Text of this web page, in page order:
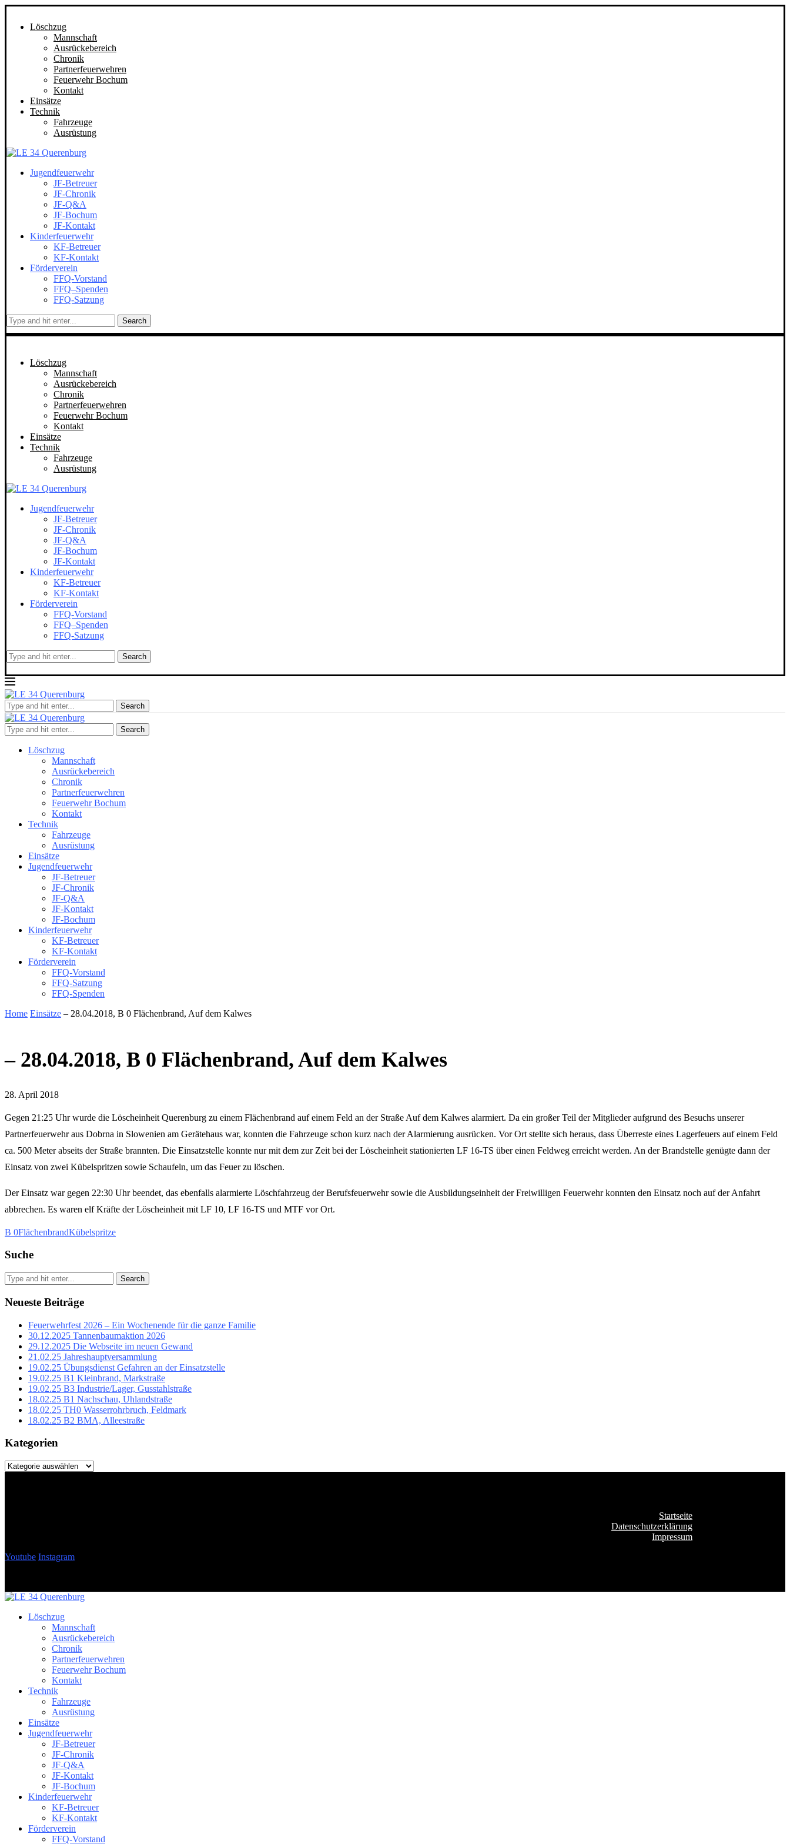
Löschzug
Mannschaft
Ausrückebereich
Chronik
Partnerfeuerwehren
Feuerwehr Bochum
Kontakt
Einsätze
Technik
Fahrzeuge
Ausrüstung
Jugendfeuerwehr
JF-Betreuer
JF-Chronik
JF-Q&A
JF-Bochum
JF-Kontakt
Kinderfeuerwehr
KF-Betreuer
KF-Kontakt
Förderverein
FFQ-Vorstand
FFQ–Spenden
FFQ-Satzung
Search
Löschzug
Mannschaft
Ausrückebereich
Chronik
Partnerfeuerwehren
Feuerwehr Bochum
Kontakt
Einsätze
Technik
Fahrzeuge
Ausrüstung
Jugendfeuerwehr
JF-Betreuer
JF-Chronik
JF-Q&A
JF-Bochum
JF-Kontakt
Kinderfeuerwehr
KF-Betreuer
KF-Kontakt
Förderverein
FFQ-Vorstand
FFQ–Spenden
FFQ-Satzung
Search
Search
Search
Löschzug
Mannschaft
Ausrückebereich
Chronik
Partnerfeuerwehren
Feuerwehr Bochum
Kontakt
Technik
Fahrzeuge
Ausrüstung
Einsätze
Jugendfeuerwehr
JF-Betreuer
JF-Chronik
JF-Q&A
JF-Kontakt
JF-Bochum
Kinderfeuerwehr
KF-Betreuer
KF-Kontakt
Förderverein
FFQ-Vorstand
FFQ-Satzung
FFQ-Spenden
Home Einsätze – 28.04.2018, B 0 Flächenbrand, Auf dem Kalwes
– 28.04.2018, B 0 Flächenbrand, Auf dem Kalwes
28. April 2018
Gegen 21:25 Uhr wurde die Löscheinheit Querenburg zu einem Flächenbrand auf einem Feld an der Straße Auf dem Kalwes alarmiert. Da ein großer Teil der Mitglieder aufgrund des Besuchs unserer
Partnerfeuerwehr aus Dobrna in Slowenien am Gerätehaus war, konnten die Fahrzeuge schon kurz nach der Alarmierung ausrücken. Vor Ort stellte sich heraus, dass Überreste eines Lagerfeuers auf einem Feld
ca. 500 Meter abseits der Straße brannten. Die Einsatzstelle konnte nur mit dem zur Zeit bei der Löscheinheit stationierten LF 16-TS über einen Feldweg erreicht werden. An der Brandstelle genügte dann der
Einsatz von zwei Kübelspritzen sowie Schaufeln, um das Feuer zu löschen.
Der Einsatz war gegen 22:30 Uhr beendet, das ebenfalls alarmierte Löschfahrzeug der Berufsfeuerwehr sowie die Ausbildungseinheit der Freiwilligen Feuerwehr konnten den Einsatz noch auf der Anfahrt
abbrechen. Es waren elf Kräfte der Löscheinheit mit LF 10, LF 16-TS und MTF vor Ort.
B 0FlächenbrandKübelspritze
Suche
Search
Neueste Beiträge
Feuerwehrfest 2026 – Ein Wochenende für die ganze Familie
30.12.2025 Tannenbaumaktion 2026
29.12.2025 Die Webseite im neuen Gewand
21.02.25 Jahreshauptversammlung
19.02.25 Übungsdienst Gefahren an der Einsatzstelle
19.02.25 B1 Kleinbrand, Markstraße
19.02.25 B3 Industrie/Lager, Gusstahlstraße
18.02.25 B1 Nachschau, Uhlandstraße
18.02.25 TH0 Wasserrohrbruch, Feldmark
18.02.25 B2 BMA, Alleestraße
Kategorien
Kategorien
Startseite
Datenschutzerklärung
Impressum
Youtube Instagram
Löschzug
Mannschaft
Ausrückebereich
Chronik
Partnerfeuerwehren
Feuerwehr Bochum
Kontakt
Technik
Fahrzeuge
Ausrüstung
Einsätze
Jugendfeuerwehr
JF-Betreuer
JF-Chronik
JF-Q&A
JF-Kontakt
JF-Bochum
Kinderfeuerwehr
KF-Betreuer
KF-Kontakt
Förderverein
FFQ-Vorstand